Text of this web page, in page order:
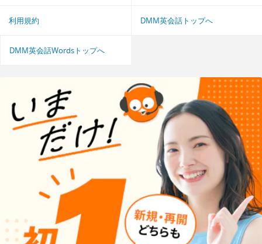
利用規約 DMM英会話トップへ
DMM英会話Wordsトップへ